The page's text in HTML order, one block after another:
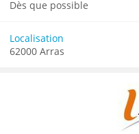
Dès que possible
Localisation
62000 Arras